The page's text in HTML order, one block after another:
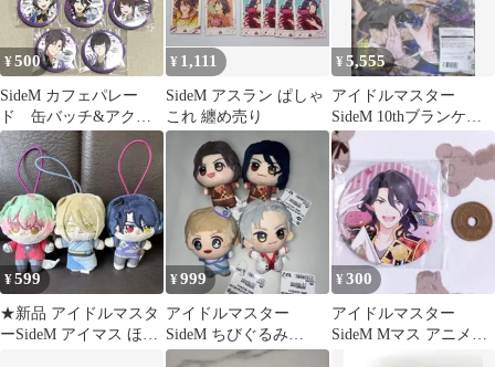
¥500
SideM カフェパレー
ド 缶バッチ&アクス
タ6点セット
¥ 1,111
SideM アスラン ぱしゃ
これ 纏め売り
¥5,555
アイドルマスター
SideM 10thブランケッ
ト カフェパレ
¥599
★新品 アイドルマスタ
ーSideM アイマス ほわ
¥999
アイドルマスター
SideM ちびぐるみ
CIRCLE DELIGHT まと
¥300
アイドルマスター
SideM Mマス アニメイ